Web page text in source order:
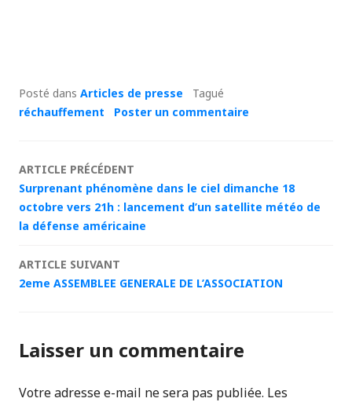
Posté dans Articles de presse
Tagué
réchauffement
Poster un commentaire
Navigation
des
articles
ARTICLE PRÉCÉDENT
Surprenant phénomène dans le ciel dimanche 18
octobre vers 21h : lancement d’un satellite météo de
la défense américaine
ARTICLE SUIVANT
2eme ASSEMBLEE GENERALE DE L’ASSOCIATION
Laisser un commentaire
Votre adresse e-mail ne sera pas publiée. Les